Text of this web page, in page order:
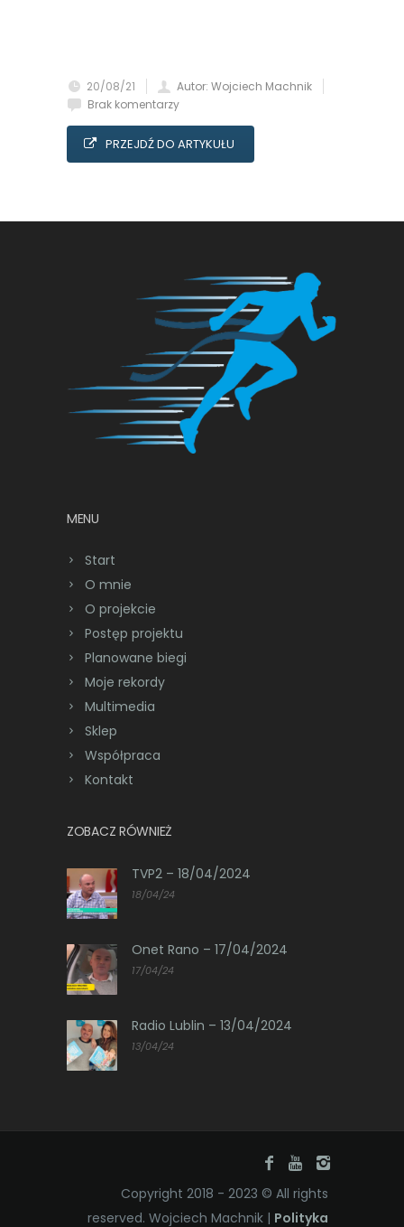
20/08/21
Autor: Wojciech Machnik
Brak komentarzy
PRZEJDŹ DO ARTYKUŁU
MENU
Start
O mnie
O projekcie
Postęp projektu
Planowane biegi
Moje rekordy
Multimedia
Sklep
Współpraca
Kontakt
ZOBACZ RÓWNIEŻ
TVP2 – 18/04/2024
18/04/24
Onet Rano – 17/04/2024
17/04/24
Radio Lublin – 13/04/2024
13/04/24
Copyright 2018 - 2023 © All rights
reserved. Wojciech Machnik | Polityka